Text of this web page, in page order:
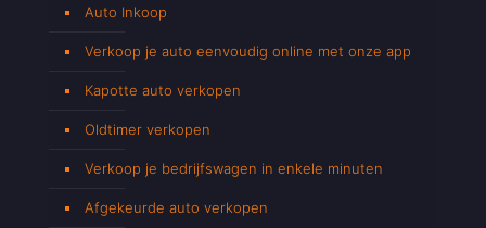
Auto Inkoop
Verkoop je auto eenvoudig online met onze app
Kapotte auto verkopen
Oldtimer verkopen
Verkoop je bedrijfswagen in enkele minuten
Afgekeurde auto verkopen